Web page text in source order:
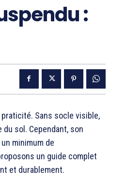
:
Sans socle visible,
sol. Cependant, son
minimum de
un guide complet
et durablement.